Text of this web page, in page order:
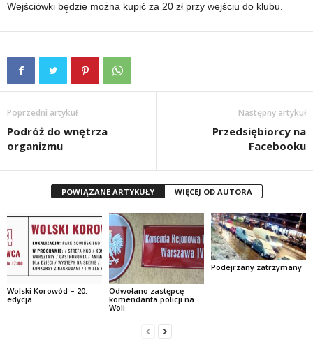
Wejściówki będzie można kupić za 20 zł przy wejściu do klubu.
Poprzedni artykuł
Podróż do wnętrza
organizmu
Następny artykuł
Przedsiębiorcy na
Facebooku
POWIĄZANE ARTYKUŁY WIĘCEJ OD AUTORA
Wolski Korowód – 20.
edycja.
Odwołano zastępcę
komendanta policji na
Woli
Podejrzany zatrzymany